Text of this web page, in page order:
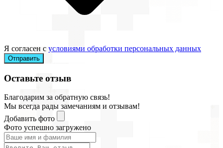
Я согласен с условиями обработки персональных данных
Отправить
Оставьте отзыв
Благодарим за обратную связь!
Мы всегда рады замечаниям и отзывам!
Добавить фото
Фото успешно загружено